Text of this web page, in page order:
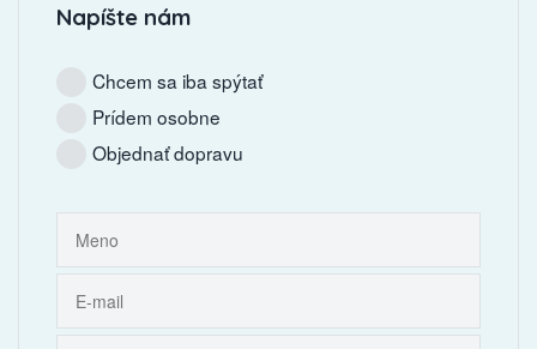
Napíšte nám
Chcem sa iba spýtať
Prídem osobne
Objednať dopravu